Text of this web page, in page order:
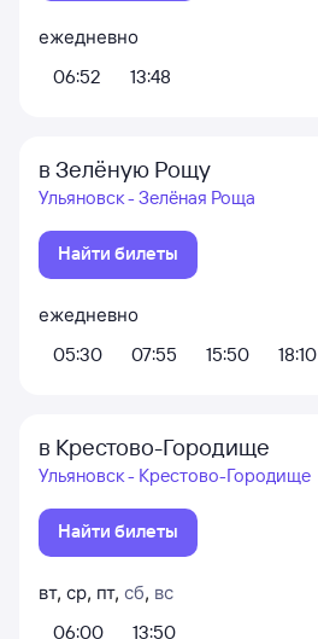
ежедневно
06:52
13:48
в Зелёную Рощу
Ульяновск - Зелёная Роща
Найти билеты
ежедневно
05:30
07:55 15:50 18:10
в Крестово-Городище
Ульяновск - Крестово-Городище
Найти билеты
вт, ср, пт, сб, вс
06:00
13:50